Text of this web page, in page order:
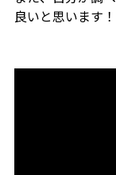
良いと思います！